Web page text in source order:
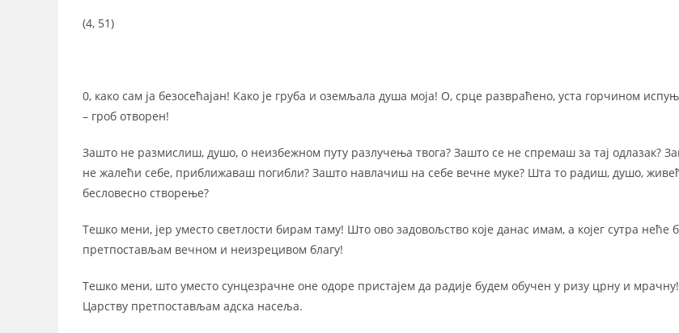
(4, 51)
0, како сам ја безосећајан! Како је груба и оземљала душа моја! О, срце развраћено, уста горчином
– гроб отворен!
Зашто не размислиш, душо, о неизбежном путу разлучења твога? Зашто се не спремаш за тај одлазак?
не жалећи себе, приближаваш погибли? Зашто навлачиш на себе вечне муке? Шта то радиш, душо,
бесловесно створење?
Тешко мени, јер уместо светлости бирам таму! Што ово задовољство које данас имам, а којег сутра неће
претпостављам вечном и неизрецивом благу!
Тешко мени, што уместо сунцезрачне оне одоре пристајем да радије будем обучен у ризу црну и
Царству претпостављам адска насеља.